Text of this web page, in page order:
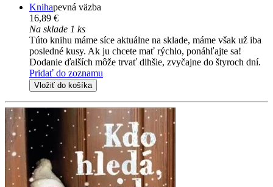
Knihapevná väzba
16,89 €
Na sklade 1 ks
Túto knihu máme síce aktuálne na sklade, máme však už iba
posledné kusy. Ak ju chcete mať rýchlo, ponáhľajte sa!
Dodanie ďalších môže trvať dlhšie, zvyčajne do štyroch dní.
Pridať do zoznamu
Vložiť do košíka